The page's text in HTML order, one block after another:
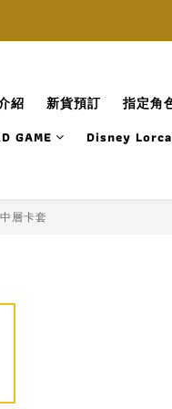
紹 新貨預訂
指定角
GAME
Disney
中層卡套